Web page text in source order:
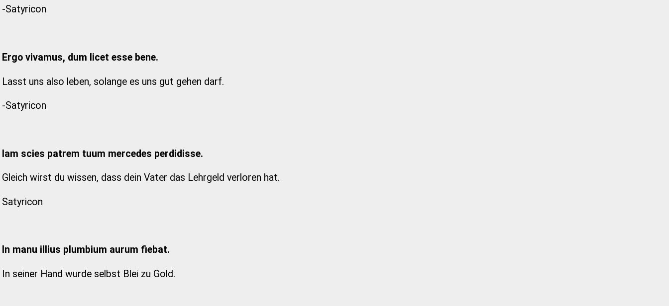
-Satyricon
Ergo vivamus, dum licet esse bene.
Lasst uns also leben, solange es uns gut gehen darf.
-Satyricon
Iam scies patrem tuum mercedes perdidisse.
Gleich wirst du wissen, dass dein Vater das Lehrgeld verloren hat.
Satyricon
In manu illius plumbium aurum fiebat.
In seiner Hand wurde selbst Blei zu Gold.